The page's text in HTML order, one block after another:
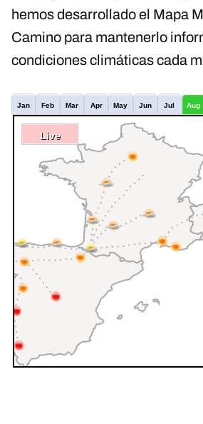
hemos desarrollado el Mapa
Camino para mantenerlo
condiciones climáticas cada